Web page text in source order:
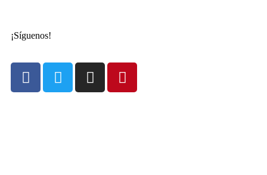
¡Síguenos!